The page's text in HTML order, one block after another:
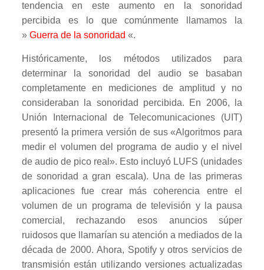
tendencia en este aumento en la sonoridad
percibida es lo que comúnmente llamamos la
» Guerra de la sonoridad «.
Históricamente, los métodos utilizados para
determinar la sonoridad del audio se basaban
completamente en mediciones de amplitud y no
consideraban la sonoridad percibida. En 2006, la
Unión Internacional de Telecomunicaciones (UIT)
presentó la primera versión de sus «Algoritmos para
medir el volumen del programa de audio y el nivel
de audio de pico real». Esto incluyó LUFS (unidades
de sonoridad a gran escala). Una de las primeras
aplicaciones fue crear más coherencia entre el
volumen de un programa de televisión y la pausa
comercial, rechazando esos anuncios súper
ruidosos que llamarían su atención a mediados de la
década de 2000. Ahora, Spotify y otros servicios de
transmisión están utilizando versiones actualizadas